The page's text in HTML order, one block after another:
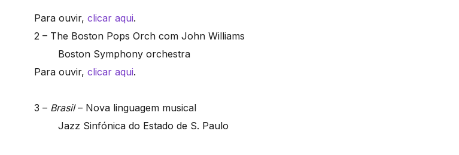
Para ouvir, clicar aqui.
2 – The Boston Pops Orch com John Williams
Boston Symphony orchestra
Para ouvir, clicar aqui.
3 – Brasil– Nova linguagem musical
Jazz Sinfónica do Estado de S. Paulo